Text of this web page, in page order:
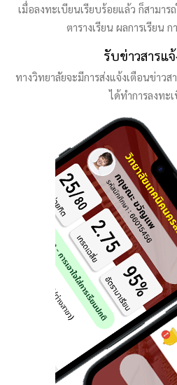
เมื่อลงทะเบียนเรียบร้อยแล้ว ก็สามา
ตารางเรียน ผลการเรียน ก
รับข่าวสารแ
ทางวิทยาลัยจะมีการส่งแจ้งเตือนข่าว
ได้ทำการลงทะ